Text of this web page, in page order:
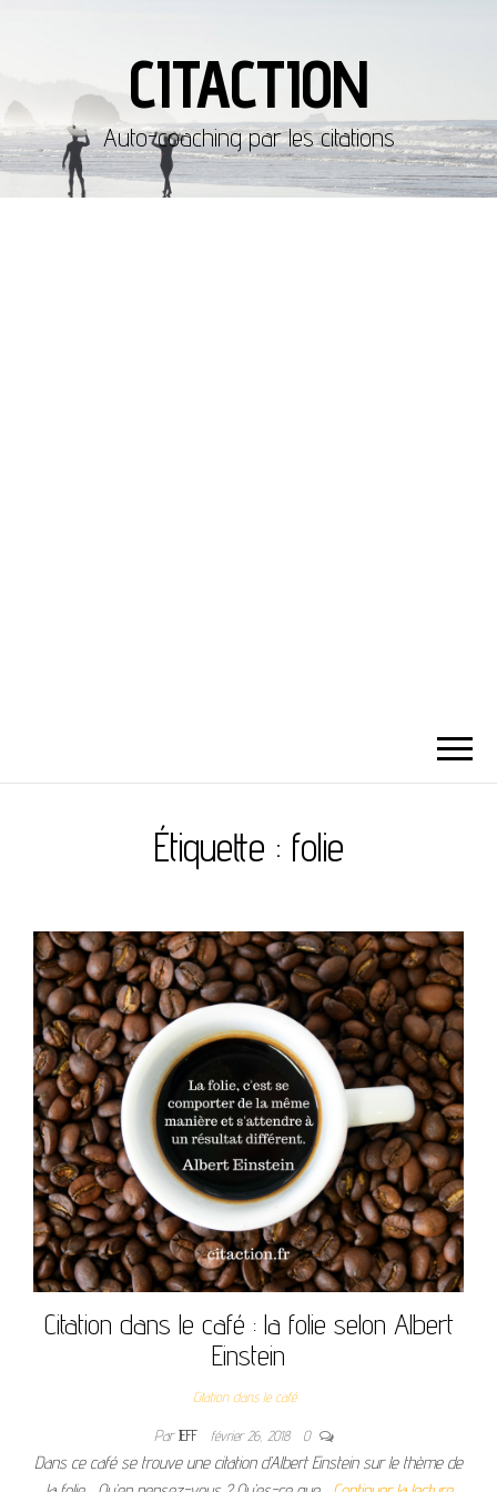
CITACTION
Auto-coaching par les citations
Étiquette : folie
Citation dans le café : la folie selon Albert
Einstein
Citation dans le café
ParJEFF février 26, 2018 0
Dans ce café se trouve une citation d’Albert Einstein sur le thème de